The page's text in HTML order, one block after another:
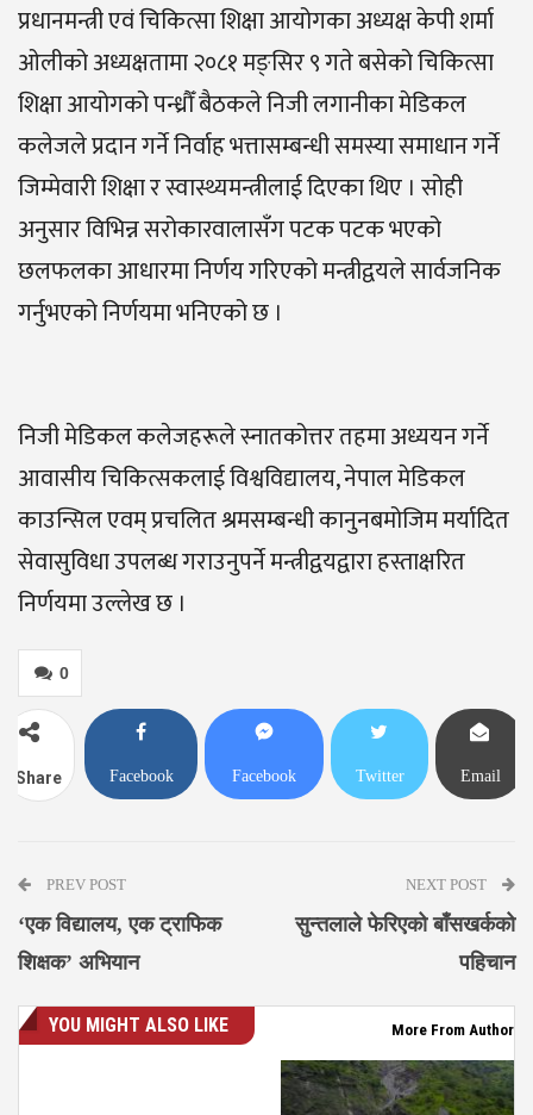
प्रधानमन्त्री एवं चिकित्सा शिक्षा आयोगका अध्यक्ष केपी शर्मा
ओलीको अध्यक्षतामा २०८१ मङ्सिर ९ गते बसेको चिकित्सा
शिक्षा आयोगको पन्ध्रौँ बैठकले निजी लगानीका मेडिकल
कलेजले प्रदान गर्ने निर्वाह भत्तासम्बन्धी समस्या समाधान गर्ने
जिम्मेवारी शिक्षा र स्वास्थ्यमन्त्रीलाई दिएका थिए । सोही
अनुसार विभिन्न सरोकारवालासँग पटक पटक भएको
छलफलका आधारमा निर्णय गरिएको मन्त्रीद्वयले सार्वजनिक
गर्नुभएको निर्णयमा भनिएको छ ।
निजी मेडिकल कलेजहरूले स्नातकोत्तर तहमा अध्ययन गर्ने
आवासीय चिकित्सकलाई विश्वविद्यालय, नेपाल मेडिकल
काउन्सिल एवम् प्रचलित श्रमसम्बन्धी कानुनबमोजिम मर्यादित
सेवासुविधा उपलब्ध गराउनुपर्ने मन्त्रीद्वयद्वारा हस्ताक्षरित
निर्णयमा उल्लेख छ ।
0
Share Facebook Facebook Twitter Email
PREV POST
‘एक विद्यालय, एक ट्राफिक
शिक्षक’ अभियान
NEXT POST
सुन्तलाले फेरिएको बाँसखर्कको
पहिचान
YOU MIGHT ALSO LIKE More From Author